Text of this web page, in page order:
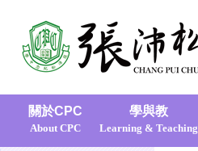
關於CPC
About CPC
學與教
Learning & Teaching
張沛松紀念中學以體驗式教
育激發全人潛能